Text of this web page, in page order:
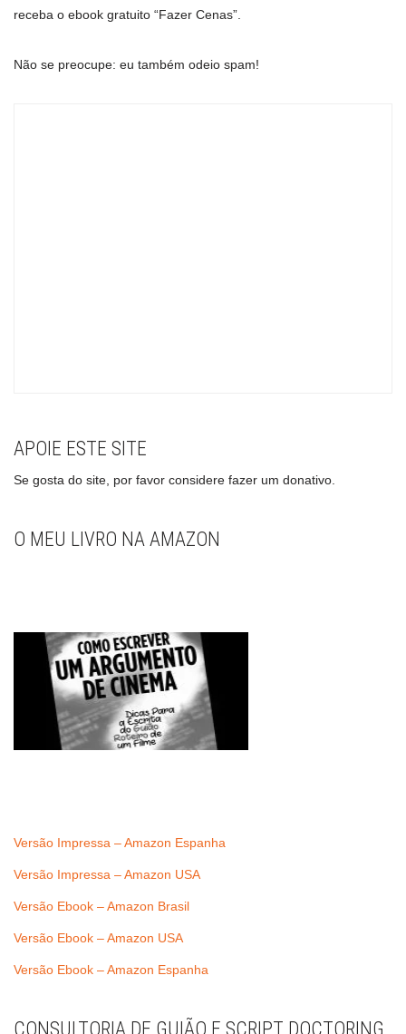
receba o ebook gratuito “Fazer Cenas”.
Não se preocupe: eu também odeio spam!
APOIE ESTE SITE
Se gosta do site, por favor considere fazer um donativo.
O MEU LIVRO NA AMAZON
Versão Impressa – Amazon Espanha
Versão Impressa – Amazon USA
Versão Ebook – Amazon Brasil
Versão Ebook – Amazon USA
Versão Ebook – Amazon Espanha
CONSULTORIA DE GUIÃO E SCRIPT DOCTORING